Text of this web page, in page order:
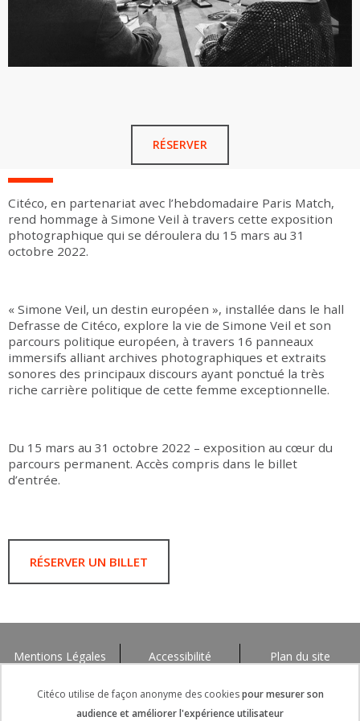
RÉSERVER
Citéco​, en partenariat avec l’hebdomadaire Paris Match,
rend hommage à Simone Veil à travers cette exposition
photographique qui se déroulera du 15 mars au 31
octobre 2022.
« Simone Veil, un destin européen », installée dans le hall
Defrasse de Citéco, explore la vie de Simone Veil et son
parcours politique européen, à travers 16 panneaux
immersifs alliant archives photographiques et extraits
sonores des principaux discours ayant ponctué la très
riche carrière politique de cette femme exceptionnelle.
Du 15 mars au 31 octobre 2022 – exposition au cœur du
parcours permanent. Accès compris dans le billet
d’entrée.
RÉSERVER UN BILLET
Mentions Légales Accessibilité Plan du site
Citéco utilise de façon anonyme des cookiespour mesurer son
audience et améliorer l'expérience utilisateur